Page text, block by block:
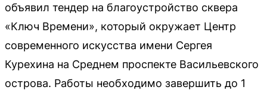
объявил тендер на благоустройство сквера
«Ключ Времени», который окружает Центр
современного искусства имени Сергея
Курехина на Среднем проспекте Васильевского
острова. Работы необходимо завершить до 1